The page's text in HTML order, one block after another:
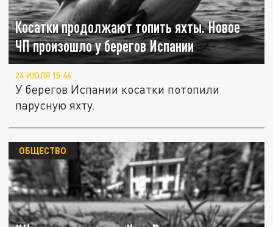
Косатки продолжают топить яхты. Новое
ЧП произошло у берегов Испании
24 ИЮЛЯ 15:46
У берегов Испании косатки потопили
парусную яхту.
ОБЩЕСТВО